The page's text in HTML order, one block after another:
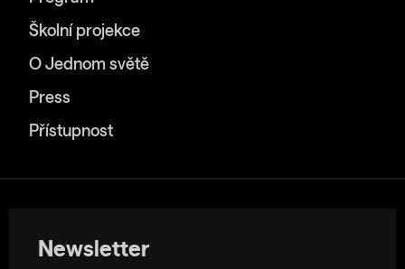
Školní projekce
O Jednom světě
Press
Přístupnost
Newsletter